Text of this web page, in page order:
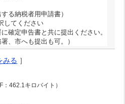
る納税者用申請書）
してください
確定申告書と共に提出ください。
、市へも提出も可。）
みる ］
：462.1キロバイト）